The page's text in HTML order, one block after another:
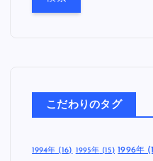
こだわりのタグ
1994年(16) 1995年 (15) 1996年